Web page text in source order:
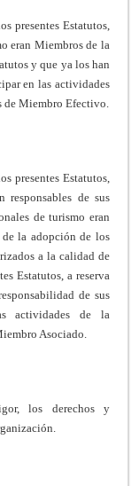
presentes Estatutos,
eran Miembros de la
y que ya los han
en las actividades
de Miembro Efectivo.
presentes Estatutos,
de sus
de turismo eran
la adopción de los
a la calidad de
Estatutos, a reserva
de sus
actividades de la
Asociado.
los derechos y